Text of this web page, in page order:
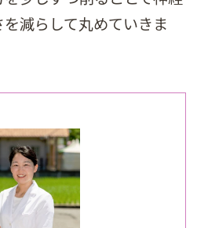
減らして丸めていきま